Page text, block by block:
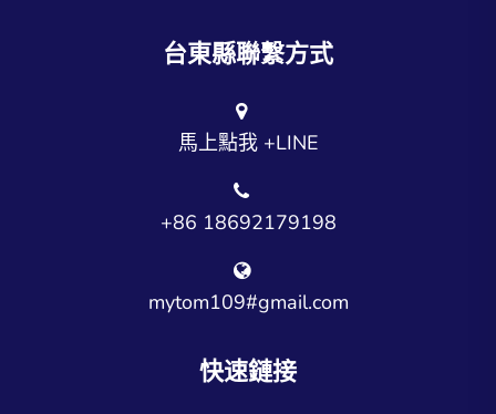
台東縣聯繫方式
馬上點我 +LINE
+86 18692179198
mytom109#gmail.com
快速鏈接